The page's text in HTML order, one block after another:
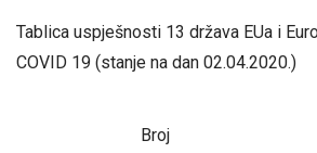
Tablica uspješnosti 13 država EUa i
COVID 19 (stanje na dan 02.04.2020.)
Broj